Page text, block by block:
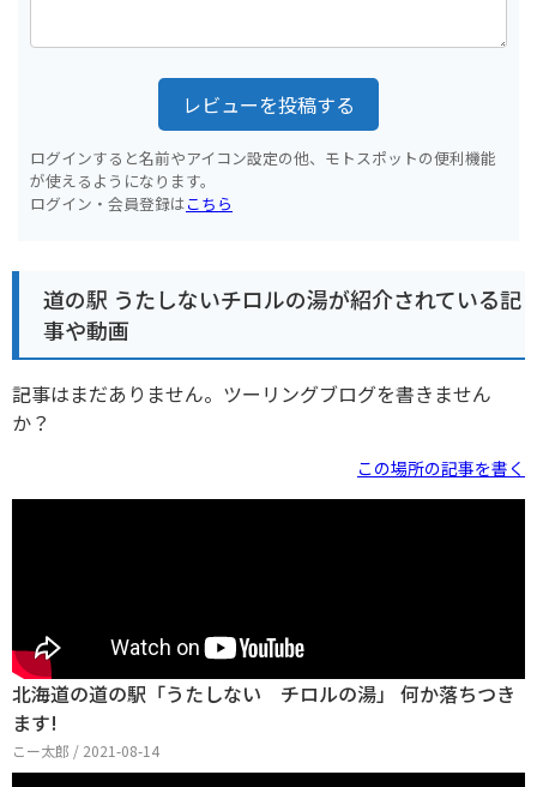
レビューを投稿する
ログインすると名前やアイコン設定の他、モトスポットの便利機能
が使えるようになります。
ログイン・会員登録はこちら
道の駅 うたしないチロルの湯が紹介されている記
事や動画
記事はまだありません。ツーリングブログを書きません
か？
この場所の記事を書く
北海道の道の駅「うたしない チロルの湯」 何か落ちつき
ます!
こー太郎 / 2021-08-14